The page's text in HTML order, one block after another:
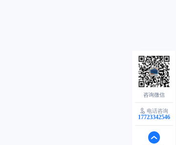
电话咨询
17723342546